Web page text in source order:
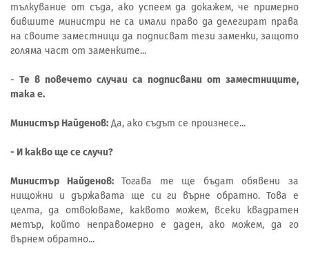
тълкувание от съда, ако успеем да докажем, че примерно
бившите министри не са имали право да делегират права
на своите заместници да подписват тези заменки, защото
голяма част от заменките...
- Те в повечето случаи са подписвани от заместниците,
така е.
Министър Найденов: Да, ако съдът се произнесе...
- И какво ще се случи?
Министър Найденов:Тогава те ще бъдат обявени за
нищожни и държавата ще си ги върне обратно. Това е
целта, да отвоюваме, каквото можем, всеки квадратен
метър, който неправомерно е даден, ако можем, да го
върнем обратно...